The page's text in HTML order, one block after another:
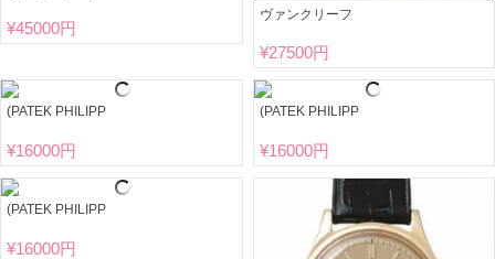
¥45000円
ヴァンクリーフ
¥27500円
(PATEK PHILIPP
¥16000円
(PATEK PHILIPP
¥16000円
(PATEK PHILIPP
¥16000円